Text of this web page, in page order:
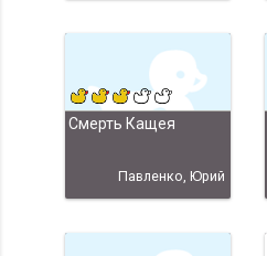
Смерть Кащея
Павленко, Юрий